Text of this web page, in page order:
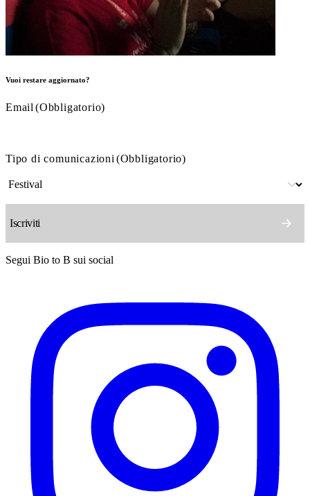
Vuoi restare aggiornato?
Email (Obbligatorio)
Tipo di comunicazioni (Obbligatorio)
Segui Bio to B sui social